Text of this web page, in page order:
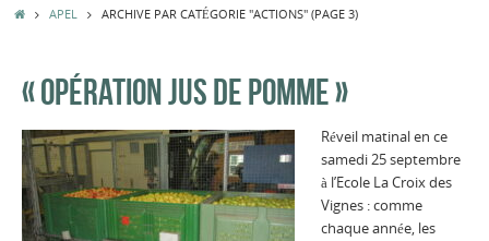
ACCUEIL
APEL ARCHIVE PAR CATÉGORIE "ACTIONS"(PAGE 3)
« OPÉRATION JUS DE POMME »
Réveil matinal en ce
samedi 25 septembre
à l’Ecole La Croix des
Vignes : comme
chaque année, les